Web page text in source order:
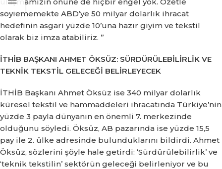
söylememekte ABD’ye 50 milyar dolarlık ihracat
hedefinin asgari yüzde 10’una hazır giyim ve tekstil
olarak biz imza atabiliriz. ”
İTHİB BAŞKANI AHMET ÖKSÜZ: SÜRDÜRÜLEBİLİRLİK VE
TEKNİK TEKSTİL GELECEĞİ BELİRLEYECEK
İTHİB Başkanı Ahmet Öksüz ise 340 milyar dolarlık
küresel tekstil ve hammaddeleri ihracatında Türkiye’nin
yüzde 3 payla dünyanın en önemli 7. merkezinde
olduğunu söyledi. Öksüz, AB pazarında ise yüzde 15,5
pay ile 2. ülke adresinde bulunduklarını bildirdi. Ahmet
Öksüz, sözlerini şöyle hale getirdi: ‘Sürdürülebilirlik’ ve
‘teknik tekstilin’ sektörün geleceği belirleniyor ve bu